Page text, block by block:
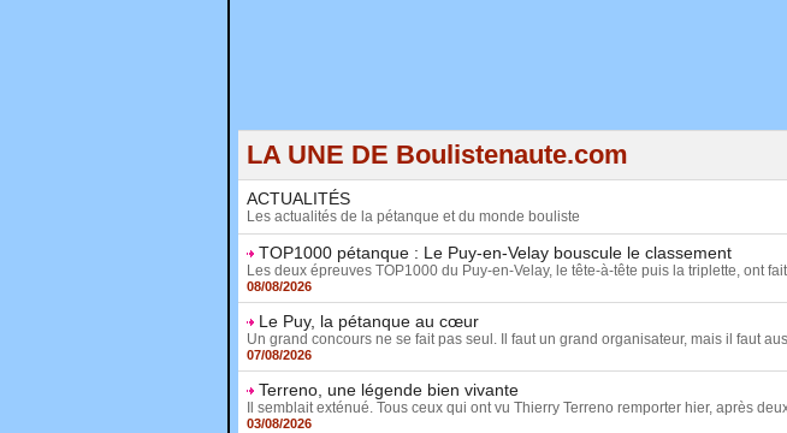
LA UNE DE Boulistenaute.com
ACTUALITÉS
Les actualités de la pétanque et du monde bouliste
TOP1000 pétanque : Le Puy-en-Velay bouscule le classement
Les deux épreuves TOP1000 du Puy-en-Velay, le tête-à-tête puis la triplette, ont
08/08/2026
Le Puy, la pétanque au cœur
Un grand concours ne se fait pas seul. Il faut un grand organisateur, mais il faut
07/08/2026
Terreno, une légende bien vivante
Il semblait exténué. Tous ceux qui ont vu Thierry Terreno remporter hier, après
03/08/2026